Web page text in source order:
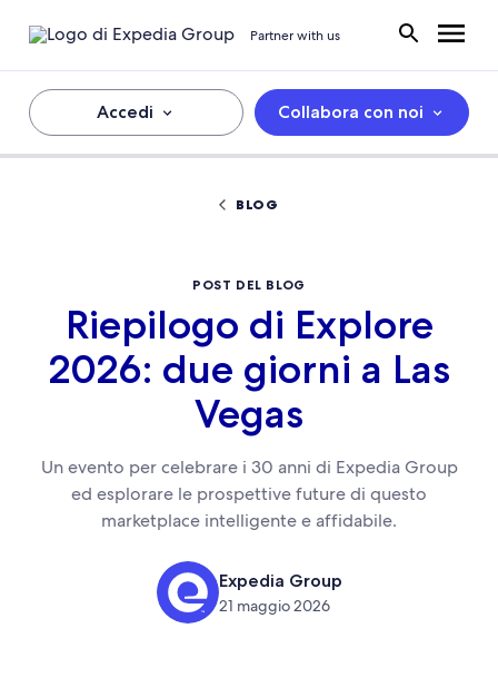
Partner with us
Accedi Collabora con noi
BLOG
POST DEL BLOG
Riepilogo di Explore
2026: due giorni a Las
Vegas
Un evento per celebrare i 30 anni di Expedia Group
ed esplorare le prospettive future di questo
marketplace intelligente e affidabile.
Expedia Group
21 maggio 2026